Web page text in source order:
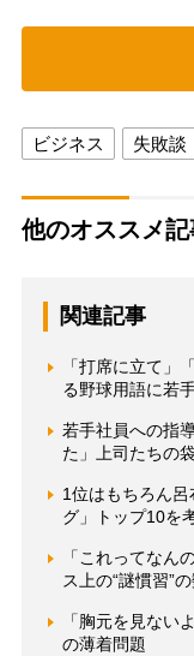
ビジネス 失敗談
他のオススメ記
関連記事
「打席に立て」
る野球用語に若
若手社員への指
た」上司たちの
1位はもちろん
グ」トップ10を
「これってなん
ス上の“謎慣習”の
「胸元を見な
の薄着問題